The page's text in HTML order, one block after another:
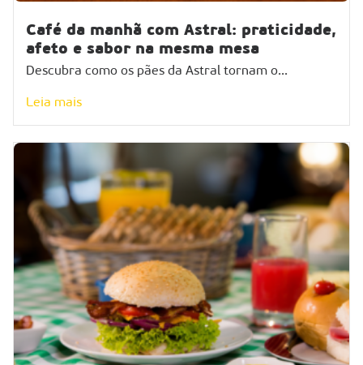
Café da manhã com Astral: praticidade,
afeto e sabor na mesma mesa
Descubra como os pães da Astral tornam o...
Leia mais